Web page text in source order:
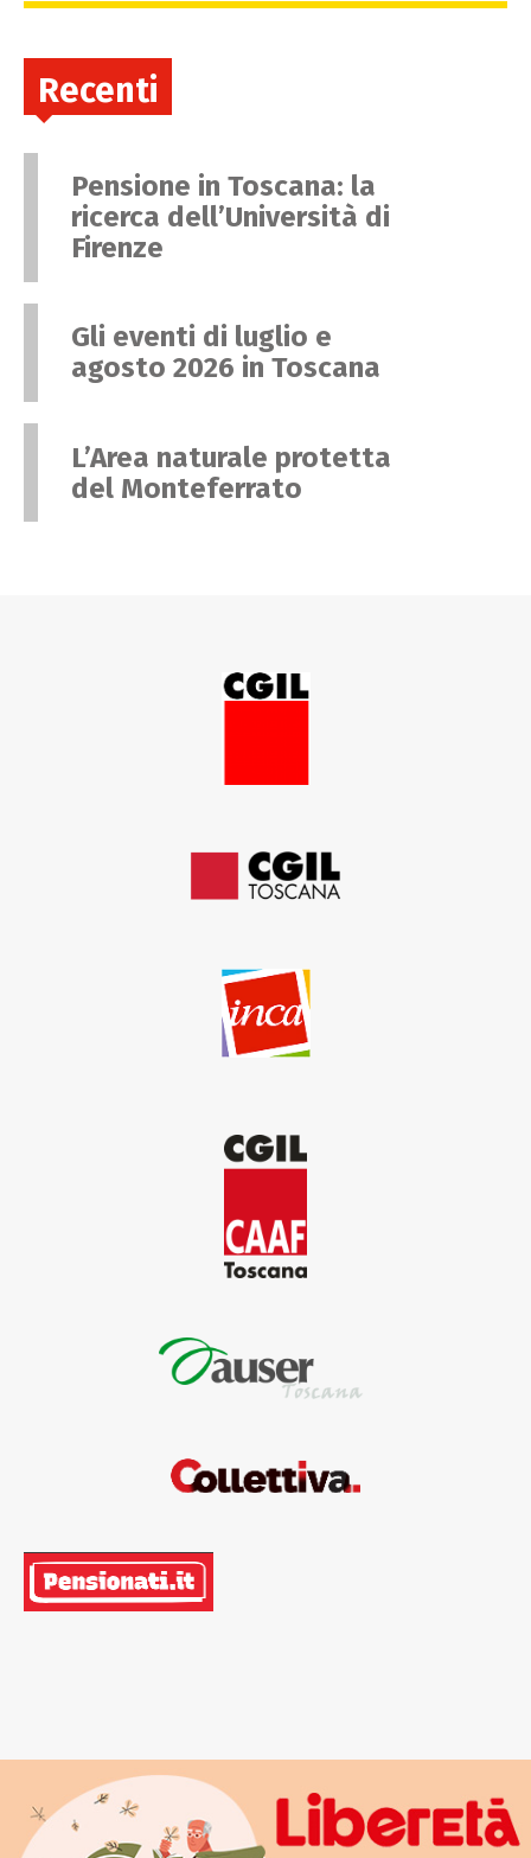
Recenti
Pensione in Toscana: la
ricerca dell’Università di
Firenze
Gli eventi di luglio e
agosto 2026 in Toscana
L’Area naturale protetta
del Monteferrato